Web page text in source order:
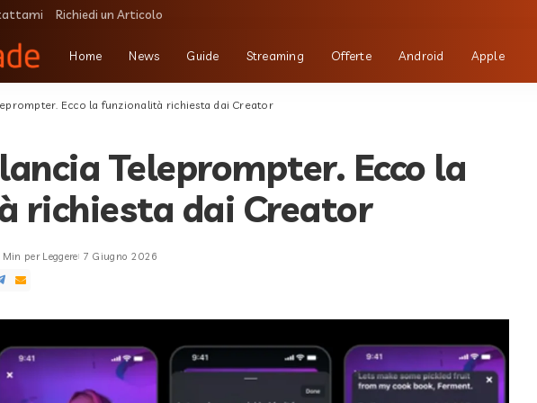
Richiedi un Articolo
Home News Guide Streaming Offerte Android Apple
Ecco la funzionalità richiesta dai Creator
Teleprompter. Ecco la
richiesta dai Creator
per Leggere 7 Giugno 2026